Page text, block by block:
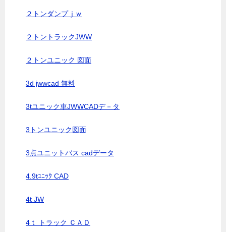
２トンダンプｊｗ
２トントラックJWW
２トンユニック 図面
3d jwwcad 無料
3tユニック車JWWCADデ－タ
3トンユニック図面
3点ユニットバス cadデータ
4.9tﾕﾆｯｸ CAD
4t JW
4ｔ トラック ＣＡＤ